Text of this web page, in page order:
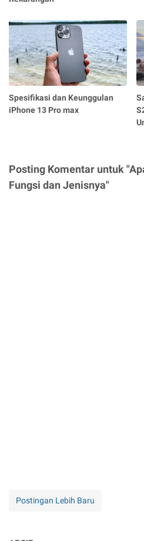
Spesifikasi dan Keunggulan
iPhone 13 Pro max
Posting Komentar untuk
Fungsi dan Jenisnya"
Postingan Lebih Baru